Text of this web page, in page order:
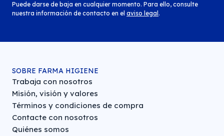
Puede darse de baja en cualquier momento. Para ello, consulte
nuestra información de contacto en el aviso legal .
SOBRE FARMA HIGIENE
Trabaja con nosotros
Misión, visión y valores
Términos y condiciones de compra
Contacte con nosotros
Quiénes somos